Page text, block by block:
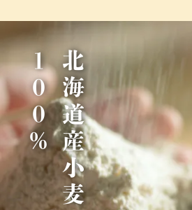
北
海
道
産
小
麦
1
0
0
％